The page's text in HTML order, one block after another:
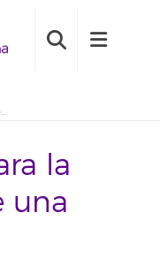
Convocatoria para la constitución de una bolsa con perfil técnico de apoyo al servicio de técnicas agroalimentarias (2022BDE035)
la
una